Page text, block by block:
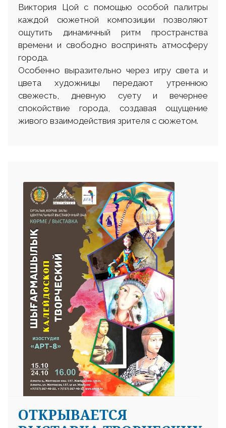
Виктория Цой с помощью особой палитры
каждой сюжетной композиции позволяют
ощутить динамичный ритм пространства
времени и свободно воспринять атмосферу
города.
Особенно выразительно через игру света и
цвета художницы передают утреннюю
свежесть, дневную суету и вечернее
спокойствие города, создавая ощущение
живого взаимодействия зрителя с сюжетом.
ОТКРЫВАЕТСЯ